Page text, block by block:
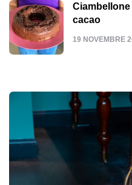
cacao
19 NOVEMBRE